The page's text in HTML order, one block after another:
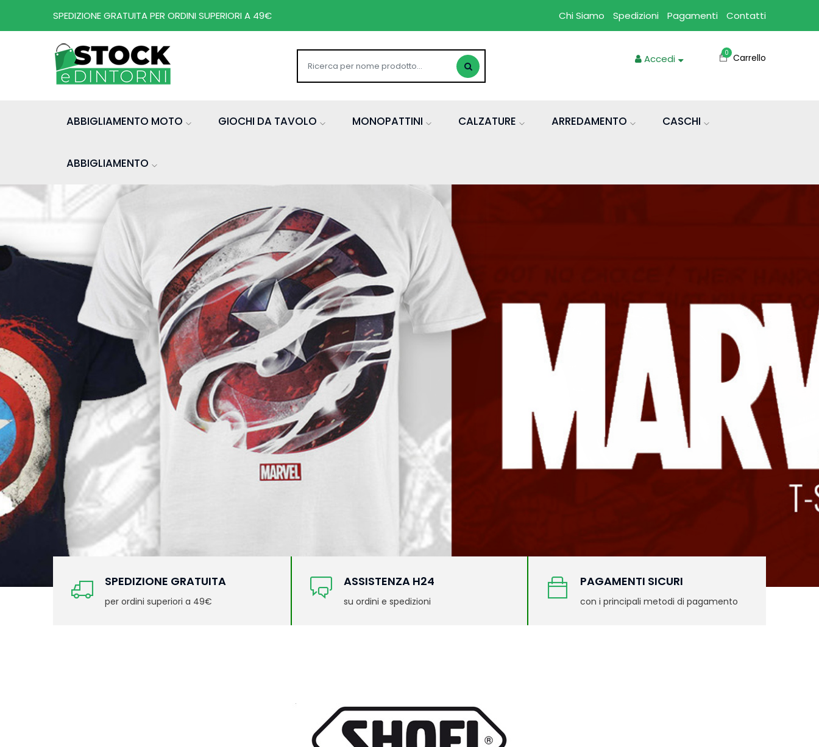
SPEDIZIONE GRATUITA PER ORDINI SUPERIORI A 49€ Chi Siamo Spedizioni Pagamenti Contatti
Accedi Carrello
0
ABBIGLIAMENTO MOTO GIOCHI DA TAVOLO MONOPATTINI CALZATURE ARREDAMENTO CASCHI
ABBIGLIAMENTO
SPEDIZIONE GRATUITA
per ordini superiori a 49€
ASSISTENZA H24
su ordini e spedizioni
PAGAMENTI SICURI
con i principali metodi di pagamento